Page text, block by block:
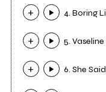
4. Boring
5. Vaseline
6. She Said